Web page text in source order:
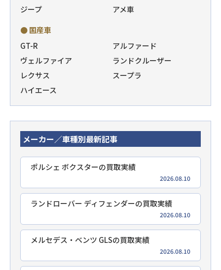
ジープ
アメ車
● 国産車
GT-R
アルファード
ヴェルファイア
ランドクルーザー
レクサス
スープラ
ハイエース
メーカー／車種別最新記事
ポルシェ ボクスターの買取実績
2026.08.10
ランドローバー ディフェンダーの買取実績
2026.08.10
メルセデス・ベンツ GLSの買取実績
2026.08.10